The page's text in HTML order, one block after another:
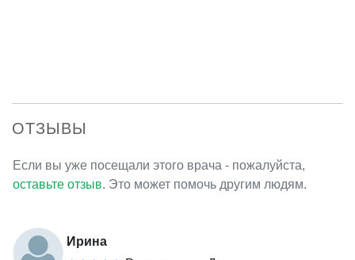
ОТЗЫВЫ
Если вы уже посещали этого врача - пожалуйста,
оставьте отзыв. Это может помочь другим людям.
Ирина